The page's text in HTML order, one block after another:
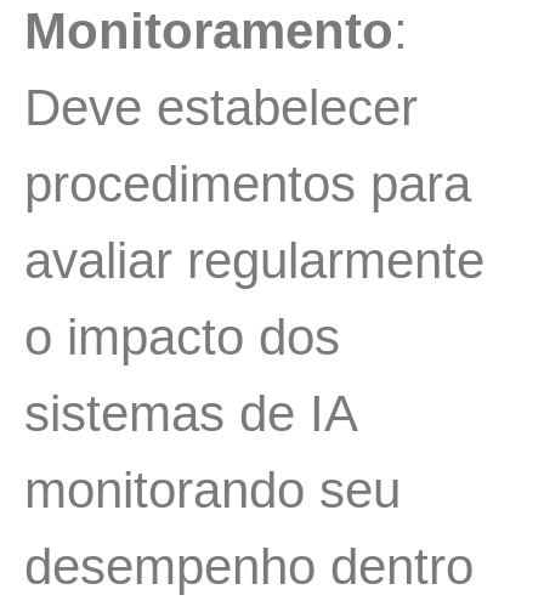
Monitoramento:
Deve estabelecer
procedimentos para
avaliar regularmente
o impacto dos
sistemas de IA
monitorando seu
desempenho dentro